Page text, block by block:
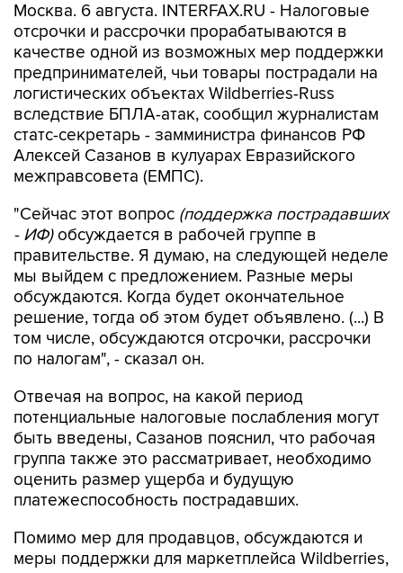
Москва. 6 августа. INTERFAX.RU - Налоговые
отсрочки и рассрочки прорабатываются в
качестве одной из возможных мер поддержки
предпринимателей, чьи товары пострадали на
логистических объектах Wildberries-Russ
вследствие БПЛА-атак, сообщил журналистам
статс-секретарь - замминистра финансов РФ
Алексей Сазанов в кулуарах Евразийского
межправсовета (ЕМПС).
"Сейчас этот вопрос (поддержка пострадавших
- ИФ)обсуждается в рабочей группе в
правительстве. Я думаю, на следующей неделе
мы выйдем с предложением. Разные меры
обсуждаются. Когда будет окончательное
решение, тогда об этом будет объявлено. (...) В
том числе, обсуждаются отсрочки, рассрочки
по налогам", - сказал он.
Отвечая на вопрос, на какой период
потенциальные налоговые послабления могут
быть введены, Сазанов пояснил, что рабочая
группа также это рассматривает, необходимо
оценить размер ущерба и будущую
платежеспособность пострадавших.
Помимо мер для продавцов, обсуждаются и
меры поддержки для маркетплейса Wildberries,